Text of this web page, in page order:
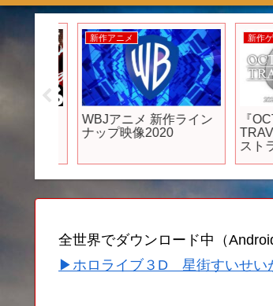
新作アニメ
WBJアニメ 新作ライン
ナップ映像2020
新作ゲー
『
ストラ
全世界でダウンロード中（
▶ホロライブ３D 星街すいせい